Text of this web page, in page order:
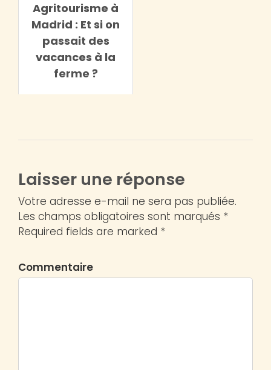
Agritourisme à
Madrid : Et si on
passait des
vacances à la
ferme ?
Laisser une réponse
Votre adresse e-mail ne sera pas publiée.
Les champs obligatoires sont marqués *
Required fields are marked *
Commentaire